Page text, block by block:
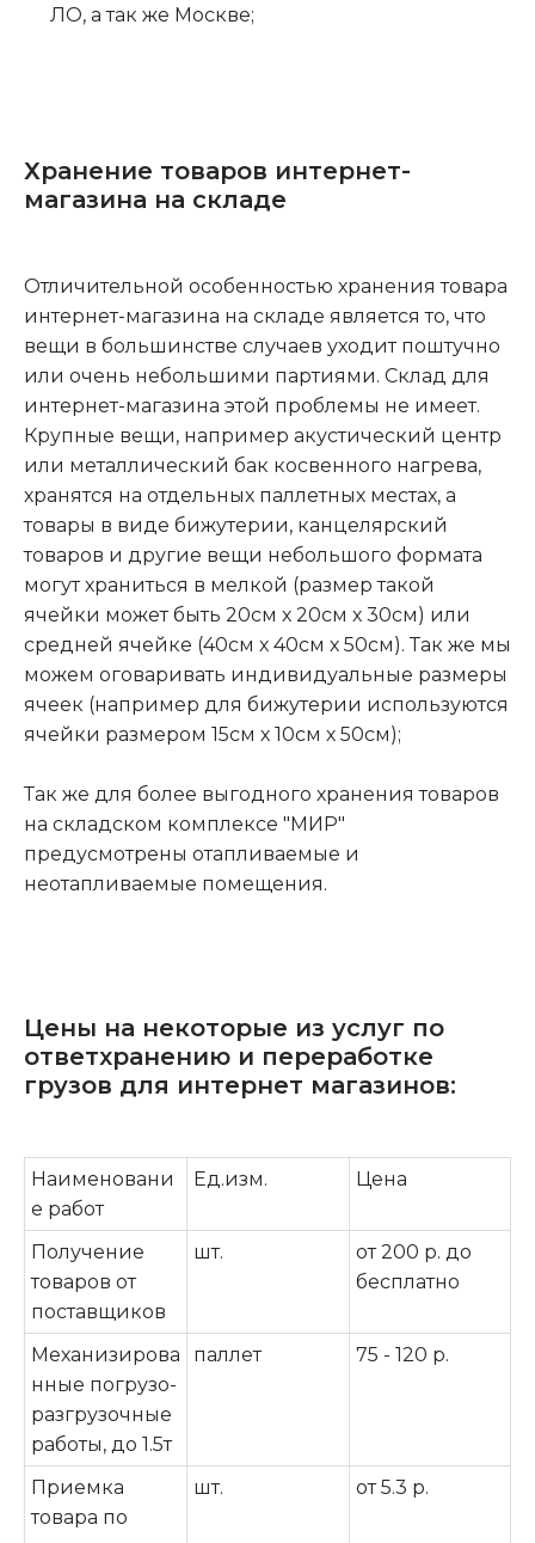
ЛО, а так же Москве;
Хранение товаров интернет-
магазина на складе
Отличительной особенностью хранения товара
интернет-магазина на складе является то, что
вещи в большинстве случаев уходит поштучно
или очень небольшими партиями. Склад для
интернет-магазина этой проблемы не имеет.
Крупные вещи, например акустический центр
или металлический бак косвенного нагрева,
хранятся на отдельных паллетных местах, а
товары в виде бижутерии, канцелярский
товаров и другие вещи небольшого формата
могут храниться в мелкой (размер такой
ячейки может быть 20см х 20см х 30см) или
средней ячейке (40см х 40см х 50см). Так же мы
можем оговаривать индивидуальные размеры
ячеек (например для бижутерии используются
ячейки размером 15см х 10см х 50см);
Так же для более выгодного хранения товаров
на складском комплексе "МИР"
предусмотрены отапливаемые и
неотапливаемые помещения.
Цены на некоторые из услуг по
ответхранению и переработке
грузов для интернет магазинов:
Наименовани
е работ
Ед.изм. Цена
Получение
товаров от
поставщиков
шт.
от 200 р. до
бесплатно
Механизирова
нные погрузо-
разгрузочные
работы, до 1.5т
паллет 75 - 120 р.
Приемка
товара по
шт. от 5.3 р.